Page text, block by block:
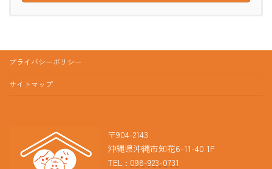
プライバシーポリシー
サイトマップ
〒904-2143
沖縄県沖縄市知花6-11-40 1F
TEL : 098-923-0731